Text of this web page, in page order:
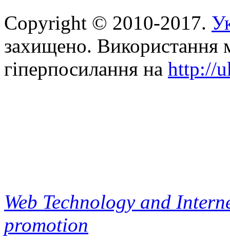
Copyright © 2010-2017.
захищено. Використання
гіперпосилання на http://
Web Technology and
promotion